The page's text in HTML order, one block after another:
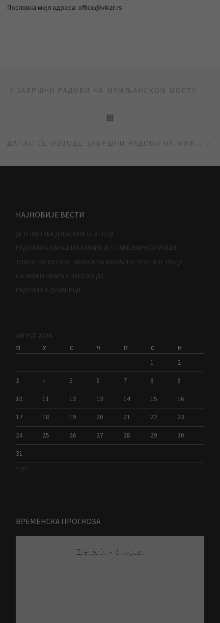
Пословна мејл адреса: office@vikzr.rs
Post navigation
НАЈНОВИЈЕ ВЕСТИ
ДЕО НАСЕЉА ДУВАНИКА БЕЗ ВОДЕ
РАДОВИ НА САНАЦИЈИ ХАВАРИЈЕ У САВЕЗНИЧКОЈ УЛИЦИ
ТОКОМ ТОПЛОТНОГ ТАЛАСА РАЦИОНАЛНО ТРОШИТЕ ВОДУ
САНАЦИЈА КВАРА У НАСЕЉУ Д3
РАДОВИ НА ДУВАНИЦИ
АВГУСТ 2026.
П У С Ч П С Н
1 2
3 4 5 6 7 8 9
10 11 12 13 14 15 16
17 18 19 20 21 22 23
24 25 26 27 28 29 30
31
« јул
ВРЕМЕНСКА ПРОГНОЗА
Zrenjanin - 6 Avgust